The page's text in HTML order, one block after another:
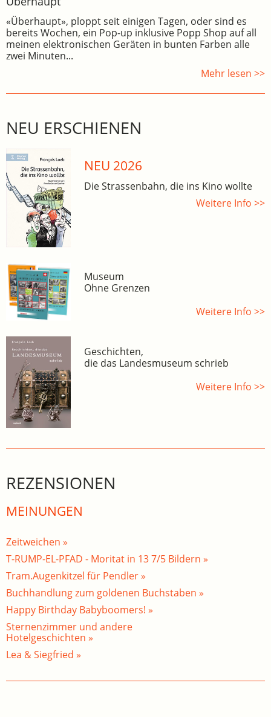
«Überhaupt», ploppt seit einigen Tagen, oder sind es
bereits Wochen, ein Pop-up inklusive Popp Shop auf all
meinen elektronischen Geräten in bunten Farben alle
zwei Minuten...
Mehr lesen >>
NEU ERSCHIENEN
NEU 2026
Die Strassenbahn, die ins Kino wollte
Weitere Info >>
Museum
Ohne Grenzen
Weitere Info >>
Geschichten,
die das Landesmuseum schrieb
Weitere Info >>
REZENSIONEN
MEINUNGEN
Zeitweichen »
T-RUMP-EL-PFAD - Moritat in 13 7/5 Bildern »
Tram.Augenkitzel für Pendler »
Buchhandlung zum goldenen Buchstaben »
Happy Birthday Babyboomers! »
Sternenzimmer und andere
Hotelgeschichten »
Lea & Siegfried »